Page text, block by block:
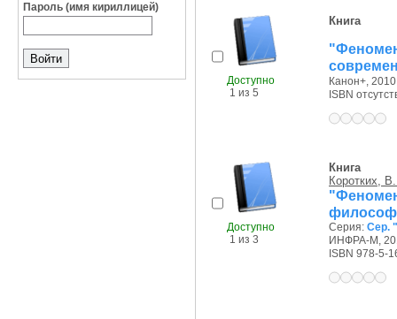
Пароль (имя кириллицей)
Доступно
1 из 5
Книга
Канон+, 2010
ISBN
Доступно
1 из 3
Книга
Коротких,
Серия: Сер.
ИНФРА-М,
ISBN 978-5-